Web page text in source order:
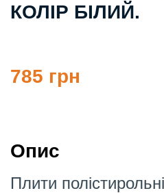
КОЛІР БІЛИЙ.
785 грн
Опис
Плити